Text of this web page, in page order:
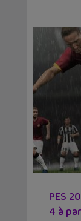
PES
4 à